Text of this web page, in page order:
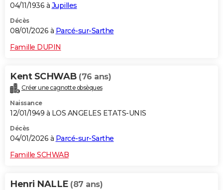
04/11/1936 à Jupilles
Décès
08/01/2026 à Parcé-sur-Sarthe
Famille DUPIN
Kent SCHWAB (76 ans)
Créer une cagnotte obsèques
Naissance
12/01/1949 à LOS ANGELES ETATS-UNIS
Décès
04/01/2026 à Parcé-sur-Sarthe
Famille SCHWAB
Henri NALLE (87 ans)